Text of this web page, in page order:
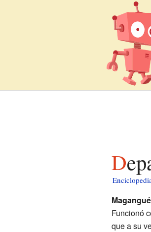
Magangué
Funcionó
que a su